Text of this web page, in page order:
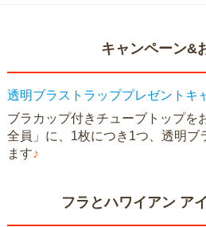
キャンペーン&
透明ブラストラッププレゼントキ
ブラカップ付きチューブトップを
全員」に、1枚につき1つ、透明ブ
ます♪
フラとハワイアン ア